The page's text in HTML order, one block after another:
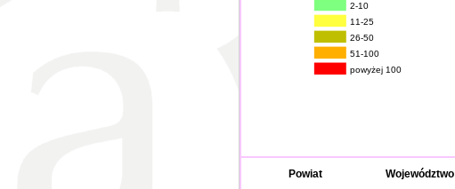
2-10
11-25
26-50
51-100
powyżej 100
Powiat Województwo